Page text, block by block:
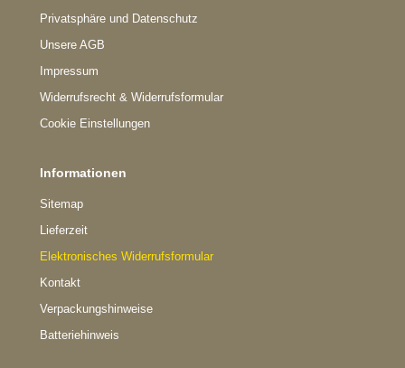
Privatsphäre und Datenschutz
Unsere AGB
Impressum
Widerrufsrecht & Widerrufsformular
Cookie Einstellungen
Informationen
Sitemap
Lieferzeit
Elektronisches Widerrufsformular
Kontakt
Verpackungshinweise
Batteriehinweis